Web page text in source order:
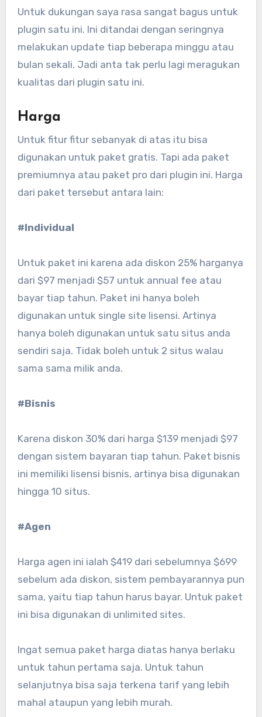
Untuk dukungan saya rasa sangat bagus untuk
plugin satu ini. Ini ditandai dengan seringnya
melakukan update tiap beberapa minggu atau
bulan sekali. Jadi anta tak perlu lagi meragukan
kualitas dari plugin satu ini.
Harga
Untuk fitur fitur sebanyak di atas itu bisa
digunakan untuk paket gratis. Tapi ada paket
premiumnya atau paket pro dari plugin ini. Harga
dari paket tersebut antara lain:
#Individual
Untuk paket ini karena ada diskon 25% harganya
dari $97 menjadi $57 untuk annual fee atau
bayar tiap tahun. Paket ini hanya boleh
digunakan untuk single site lisensi. Artinya
hanya boleh digunakan untuk satu situs anda
sendiri saja. Tidak boleh untuk 2 situs walau
sama sama milik anda.
#Bisnis
Karena diskon 30% dari harga $139 menjadi $97
dengan sistem bayaran tiap tahun. Paket bisnis
ini memiliki lisensi bisnis, artinya bisa digunakan
hingga 10 situs.
#Agen
Harga agen ini ialah $419 dari sebelumnya $699
sebelum ada diskon, sistem pembayarannya pun
sama, yaitu tiap tahun harus bayar. Untuk paket
ini bisa digunakan di unlimited sites.
Ingat semua paket harga diatas hanya berlaku
untuk tahun pertama saja. Untuk tahun
selanjutnya bisa saja terkena tarif yang lebih
mahal ataupun yang lebih murah.